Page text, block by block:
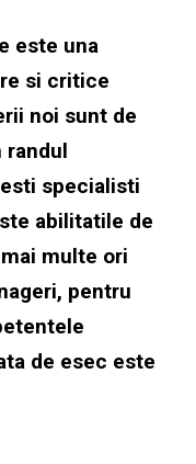
este una
si critice
noi sunt de
randul
specialisti
abilitatile de
multe ori
pentru
de esec este